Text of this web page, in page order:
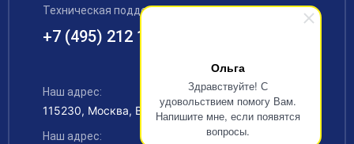
Ольга
Здравствуйте! С
удовольствием помогу Вам.
Напишите мне, если появятся
вопросы.
Акции
Контакты
Документы
Руководство и педагогический состав
Материально-техническое обеспечение
Курсы повышения квалификации – дистанционное
обучение с выдачей удостоверения
Рабочие специальности
Аккредитация
Техническая поддержка:
+7 (495) 212 12 34
Наш адрес:
115230, Москва, Варшавское шоссе 42
Наш адрес: